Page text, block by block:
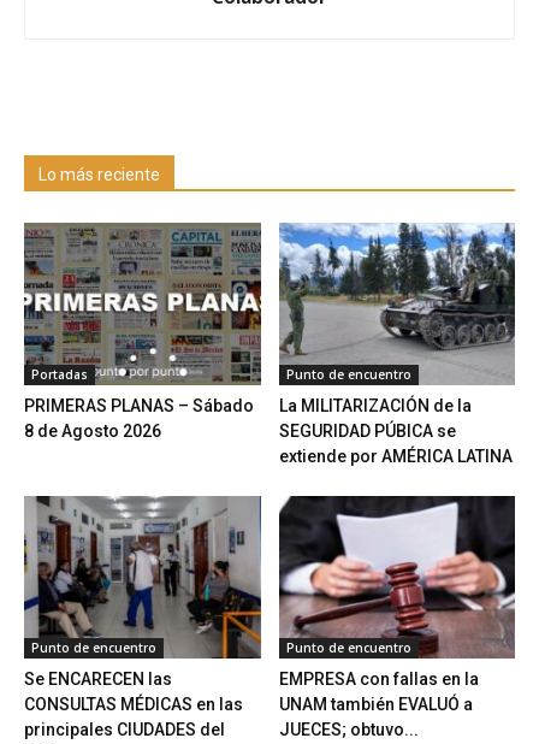
Lo más reciente
Portadas
PRIMERAS PLANAS – Sábado
8 de Agosto 2026
Punto de encuentro
La MILITARIZACIÓN de la
SEGURIDAD PÚBICA se
extiende por AMÉRICA LATINA
Punto de encuentro
Se ENCARECEN las
CONSULTAS MÉDICAS en las
principales CIUDADES del
Punto de encuentro
EMPRESA con fallas en la
UNAM también EVALUÓ a
JUECES; obtuvo...